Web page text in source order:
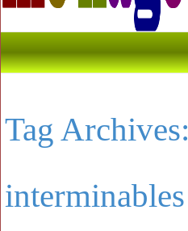
Tag Archives:
interminables